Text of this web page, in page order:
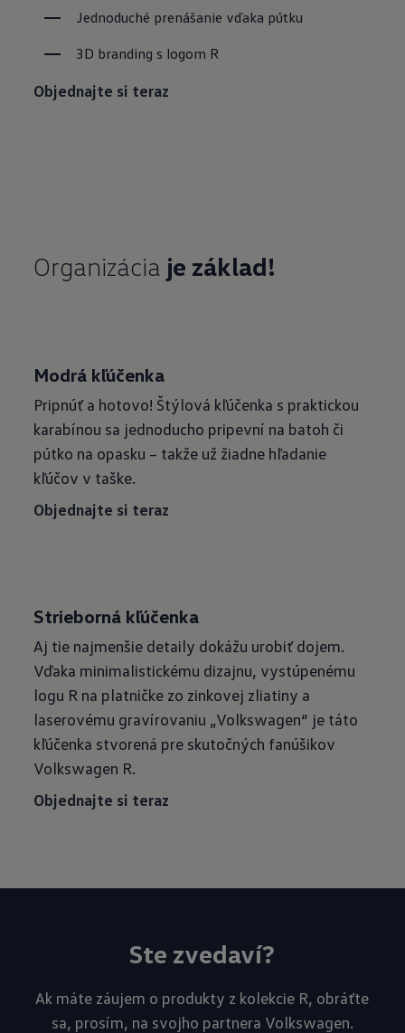
Jednoduché prenášanie vďaka pútku
3D branding s logom R
Objednajte si teraz
Organizácia je základ!
Modrá kľúčenka
Pripnúť a hotovo! Štýlová kľúčenka s praktickou
karabínou sa jednoducho pripevní na batoh či
pútko na opasku – takže už žiadne hľadanie
kľúčov v taške.
Objednajte si teraz
Strieborná kľúčenka
Aj tie najmenšie detaily dokážu urobiť dojem.
Vďaka minimalistickému dizajnu, vystúpenému
logu R na platničke zo zinkovej zliatiny a
laserovému gravírovaniu „Volkswagen“ je táto
kľúčenka stvorená pre skutočných fanúšikov
Volkswagen R.
Objednajte si teraz
Ste zvedaví?
Ak máte záujem o produkty z kolekcie R, obráťte
sa, prosím, na svojho partnera Volkswagen.